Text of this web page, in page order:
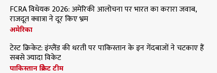
FCRA विधेयक 2026: अमेरिकी आलोचना पर भारत का करारा जवाब,
राजदूत क्वात्रा ने दूर किए भ्रम
अमेरिका
टेस्ट क्रिकेट: इंग्लैंड की धरती पर पाकिस्तान के इन गेंदबाजों ने चटकाए हैं
सबसे ज्यादा विकेट
पाकिस्तान क्रिकेट टीम